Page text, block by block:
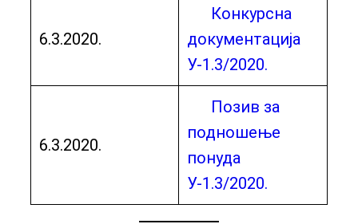
6.3.2020.
Конкурсна
документација
У-1.3/2020.
6.3.2020.
Позив за
подношење
понуда
У-1.3/2020.